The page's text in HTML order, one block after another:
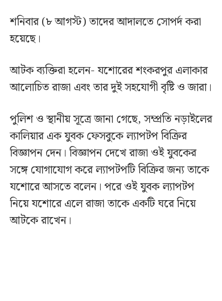
শনিবার (৮ আগস্ট) তাদের আদালতে সোপর্দ করা
হয়েছে।
আটক ব্যক্তিরা হলেন- যশোরের শংকরপুর এলাকার
আলোচিত রাজা এবং তার দুই সহযোগী বৃষ্টি ও জারা।
পুলিশ ও স্থানীয় সূত্রে জানা গেছে, সম্প্রতি নড়াইলের
কালিয়ার এক যুবক ফেসবুকে ল্যাপটপ বিক্রির
বিজ্ঞাপন দেন। বিজ্ঞাপন দেখে রাজা ওই যুবকের
সঙ্গে যোগাযোগ করে ল্যাপটপটি বিক্রির জন্য তাকে
যশোরে আসতে বলেন। পরে ওই যুবক ল্যাপটপ
নিয়ে যশোরে এলে রাজা তাকে একটি ঘরে নিয়ে
আটকে রাখেন।